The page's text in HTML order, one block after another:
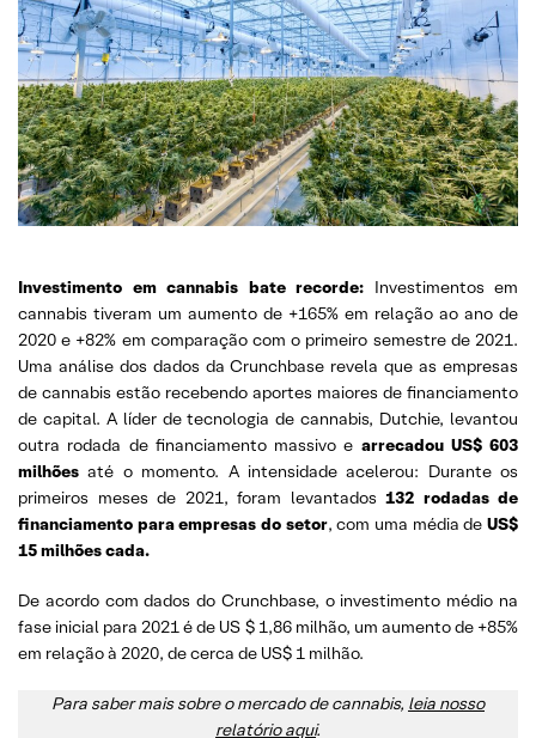
Investimento em cannabis bate recorde: Investimentos em
cannabis tiveram um aumento de +165% em relação ao ano de
2020 e +82% em comparação com o primeiro semestre de 2021.
Uma análise dos dados da Crunchbase revela que as empresas
de cannabis estão recebendo aportes maiores de financiamento
de capital. A líder de tecnologia de cannabis, Dutchie, levantou
outra rodada de financiamento massivo e arrecadou US$ 603
milhõesaté o momento. A intensidade acelerou: Durante os
primeiros meses de 2021, foram levantados 132 rodadas de
financiamento para empresas do setor, com uma média deUS$
15 milhões cada.
De acordo com dados do Crunchbase, o investimento médio na
fase inicial para 2021 é de US $ 1,86 milhão, um aumento de +85%
em relação à 2020, de cerca de US$ 1 milhão.
Para saber mais sobre o mercado de cannabis, leia nosso
relatório aqui.